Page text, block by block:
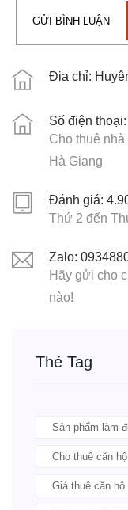
GỬI BÌNH LUẬN
Địa chỉ:
Số điện
Cho thuê
Hà Giang
Đánh giá:
Thứ 2 đến
Zalo:
Hãy gửi cho
nào!
Thẻ Tag
Sản phẩm làm
Cho thuê căn
Giá thuê căn hộ